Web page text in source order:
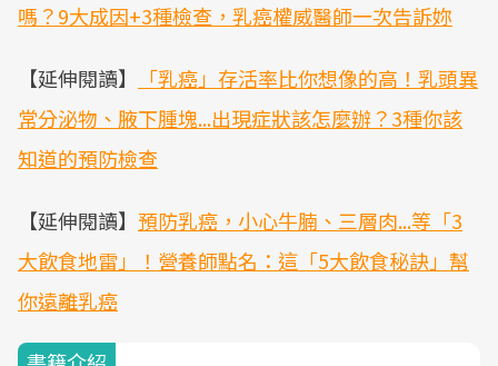
嗎？9大成因+3種檢查，乳癌權威醫師一次告訴妳
【延伸閱讀】
「乳癌」存活率比你想像的高！乳頭異
常分泌物、腋下腫塊...出現症狀該怎麼辦？3種你該
知道的預防檢查
【延伸閱讀】 預防乳癌，小心牛腩、三層肉...等「3
大飲食地雷」！營養師點名：這「5大飲食秘訣」幫
你遠離乳癌